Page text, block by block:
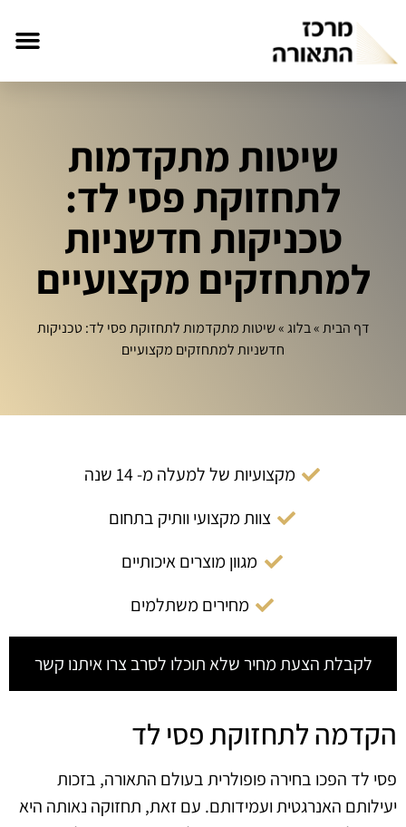
שיטות מתקדמות
לתחזוקת פסי לד:
טכניקות חדשניות
למתחזקים מקצועיים
דף הבית»בלוג»שיטות מתקדמות לתחזוקת פסי לד: טכניקות
חדשניות למתחזקים מקצועיים
מקצועיות של למעלה מ- 14 שנה
צוות מקצועי וותיק בתחום
מגוון מוצרים איכותיים
מחירים משתלמים
לקבלת הצעת מחיר שלא תוכלו לסרב צרו איתנו קשר
הקדמה לתחזוקת פסי לד
פסי לד הפכו בחירה פופולרית בעולם התאורה, בזכות
יעילותם האנרגטית ועמידותם. עם זאת, תחזוקה נאותה היא